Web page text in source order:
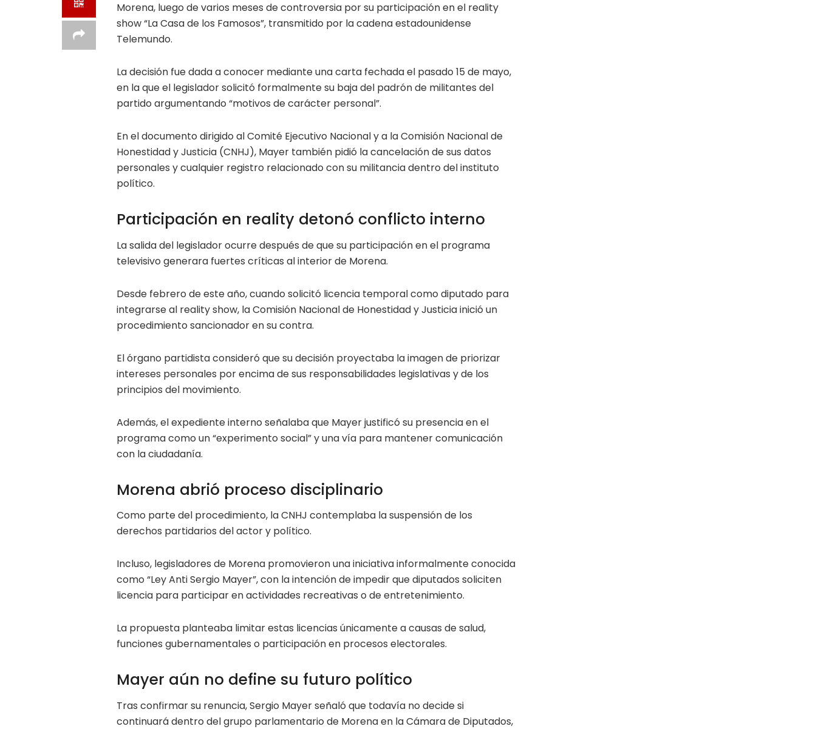
Morena, luego de varios meses de controversia por su participación en el reality
show “La Casa de los Famosos”, transmitido por la cadena estadounidense
Telemundo.
La decisión fue dada a conocer mediante una carta fechada el pasado 15 de mayo,
en la que el legislador solicitó formalmente su baja del padrón de militantes del
partido argumentando “motivos de carácter personal”.
En el documento dirigido al Comité Ejecutivo Nacional y a la Comisión Nacional de
Honestidad y Justicia (CNHJ), Mayer también pidió la cancelación de sus datos
personales y cualquier registro relacionado con su militancia dentro del instituto
político.
Participación en reality detonó conflicto interno
La salida del legislador ocurre después de que su participación en el programa
televisivo generara fuertes críticas al interior de Morena.
Desde febrero de este año, cuando solicitó licencia temporal como diputado para
integrarse al reality show, la Comisión Nacional de Honestidad y Justicia inició un
procedimiento sancionador en su contra.
El órgano partidista consideró que su decisión proyectaba la imagen de priorizar
intereses personales por encima de sus responsabilidades legislativas y de los
principios del movimiento.
Además, el expediente interno señalaba que Mayer justificó su presencia en el
programa como un “experimento social” y una vía para mantener comunicación
con la ciudadanía.
Morena abrió proceso disciplinario
Como parte del procedimiento, la CNHJ contemplaba la suspensión de los
derechos partidarios del actor y político.
Incluso, legisladores de Morena promovieron una iniciativa informalmente conocida
como “Ley Anti Sergio Mayer”, con la intención de impedir que diputados soliciten
licencia para participar en actividades recreativas o de entretenimiento.
La propuesta planteaba limitar estas licencias únicamente a causas de salud,
funciones gubernamentales o participación en procesos electorales.
Mayer aún no define su futuro político
Tras confirmar su renuncia, Sergio Mayer señaló que todavía no decide si
continuará dentro del grupo parlamentario de Morena en la Cámara de Diputados,